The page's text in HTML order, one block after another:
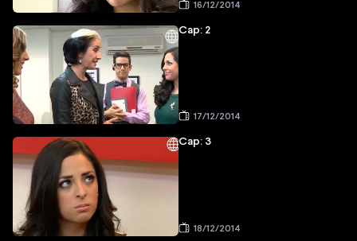
16/12/2014
Cap: 2
17/12/2014
Cap: 3
18/12/2014